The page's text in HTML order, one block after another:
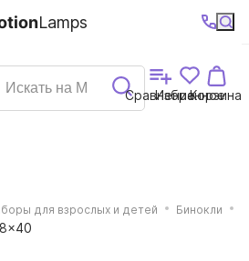
ваш
+7 (495)740-
38-68
График
работы
Сравнение
Избранное
Корзина
Lamps
для взрослых и детей Бинокли